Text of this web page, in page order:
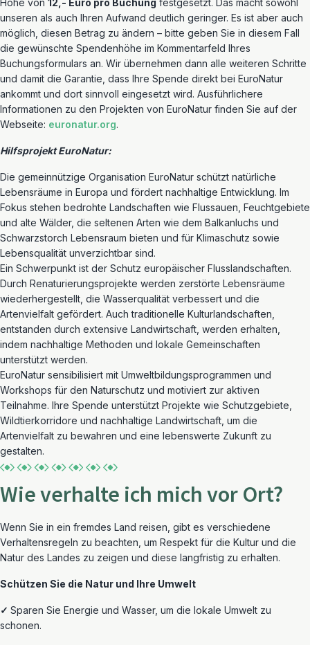
Höhe von 12,- Euro pro Buchung festgesetzt. Das macht sowohl
unseren als auch Ihren Aufwand deutlich geringer. Es ist aber auch
möglich, diesen Betrag zu ändern – bitte geben Sie in diesem Fall
die gewünschte Spendenhöhe im Kommentarfeld Ihres
Buchungsformulars an. Wir übernehmen dann alle weiteren Schritte
und damit die Garantie, dass Ihre Spende direkt bei EuroNatur
ankommt und dort sinnvoll eingesetzt wird. Ausführlichere
Informationen zu den Projekten von EuroNatur finden Sie auf der
Webseite: euronatur.org.
Hilfsprojekt EuroNatur:
Die gemeinnützige Organisation EuroNatur schützt natürliche
Lebensräume in Europa und fördert nachhaltige Entwicklung. Im
Fokus stehen bedrohte Landschaften wie Flussauen, Feuchtgebiete
und alte Wälder, die seltenen Arten wie dem Balkanluchs und
Schwarzstorch Lebensraum bieten und für Klimaschutz sowie
Lebensqualität unverzichtbar sind.
Ein Schwerpunkt ist der Schutz europäischer Flusslandschaften.
Durch Renaturierungsprojekte werden zerstörte Lebensräume
wiederhergestellt, die Wasserqualität verbessert und die
Artenvielfalt gefördert. Auch traditionelle Kulturlandschaften,
entstanden durch extensive Landwirtschaft, werden erhalten,
indem nachhaltige Methoden und lokale Gemeinschaften
unterstützt werden.
EuroNatur sensibilisiert mit Umweltbildungsprogrammen und
Workshops für den Naturschutz und motiviert zur aktiven
Teilnahme. Ihre Spende unterstützt Projekte wie Schutzgebiete,
Wildtierkorridore und nachhaltige Landwirtschaft, um die
Artenvielfalt zu bewahren und eine lebenswerte Zukunft zu
gestalten.
Wie verhalte ich mich vor Ort?
Wenn Sie in ein fremdes Land reisen, gibt es verschiedene
Verhaltensregeln zu beachten, um Respekt für die Kultur und die
Natur des Landes zu zeigen und diese langfristig zu erhalten.
Schützen Sie die Natur und Ihre Umwelt
✓ Sparen Sie Energie und Wasser, um die lokale Umwelt zu
schonen.